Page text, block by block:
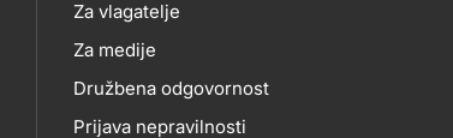
NAS
Za vlagatelje
Za medije
Družbena odgovornost
Prijava nepravilnosti